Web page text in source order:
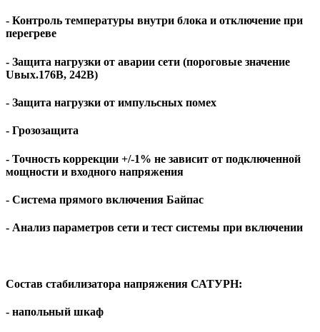
- Контроль температуры внутри блока и отключение при
перегреве
- Защита нагрузки от аварии сети (пороговые значение
Uвых.176В, 242В)
- Защита нагрузки от импульсных помех
- Грозозащита
- Точность коррекции +/-1% не зависит от подключенной
мощности и входного напряжения
- Система прямого включения Байпас
- Анализ параметров сети и тест системы при включении
Состав стабилизатора напряжения САТУРН:
- напольный шкаф